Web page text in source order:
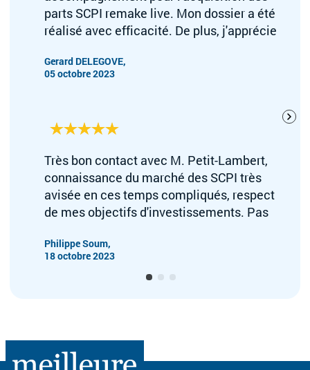
parts SCPI remake live. Mon dossier a été
réalisé avec efficacité. De plus, j'apprécie
cordialement Monsieur Gérard Delegove
Gerard DELEGOVE,
05 octobre 2023
Très bon contact avec M. Petit-Lambert,
connaissance du marché des SCPI très
avisée en ces temps compliqués, respect
de mes objectifs d'investissements. Pas
électronique.
Philippe Soum,
18 octobre 2023